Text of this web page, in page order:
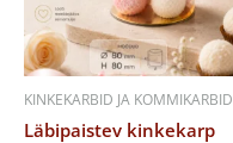
KINKEKARBID JA KOMMIKARBID
Läbipaistev kinkekarp